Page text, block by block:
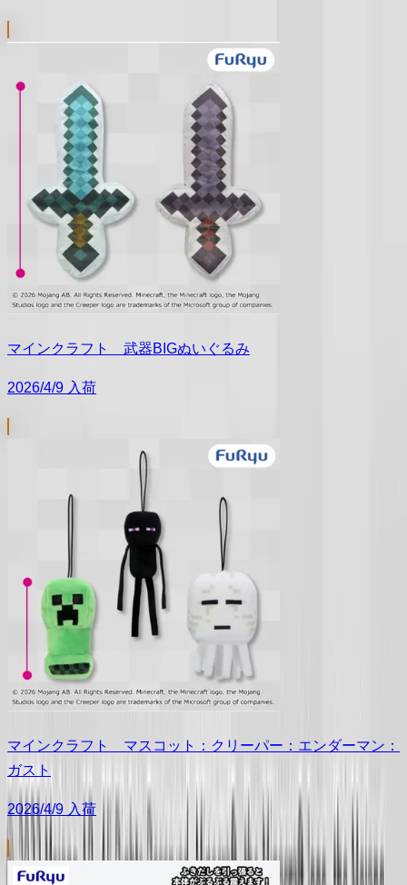
マインクラフト 武器BIGぬいぐるみ
2026/4/9 入荷
マインクラフト マスコット：クリーパー：エンダーマン：
ガスト
2026/4/9 入荷